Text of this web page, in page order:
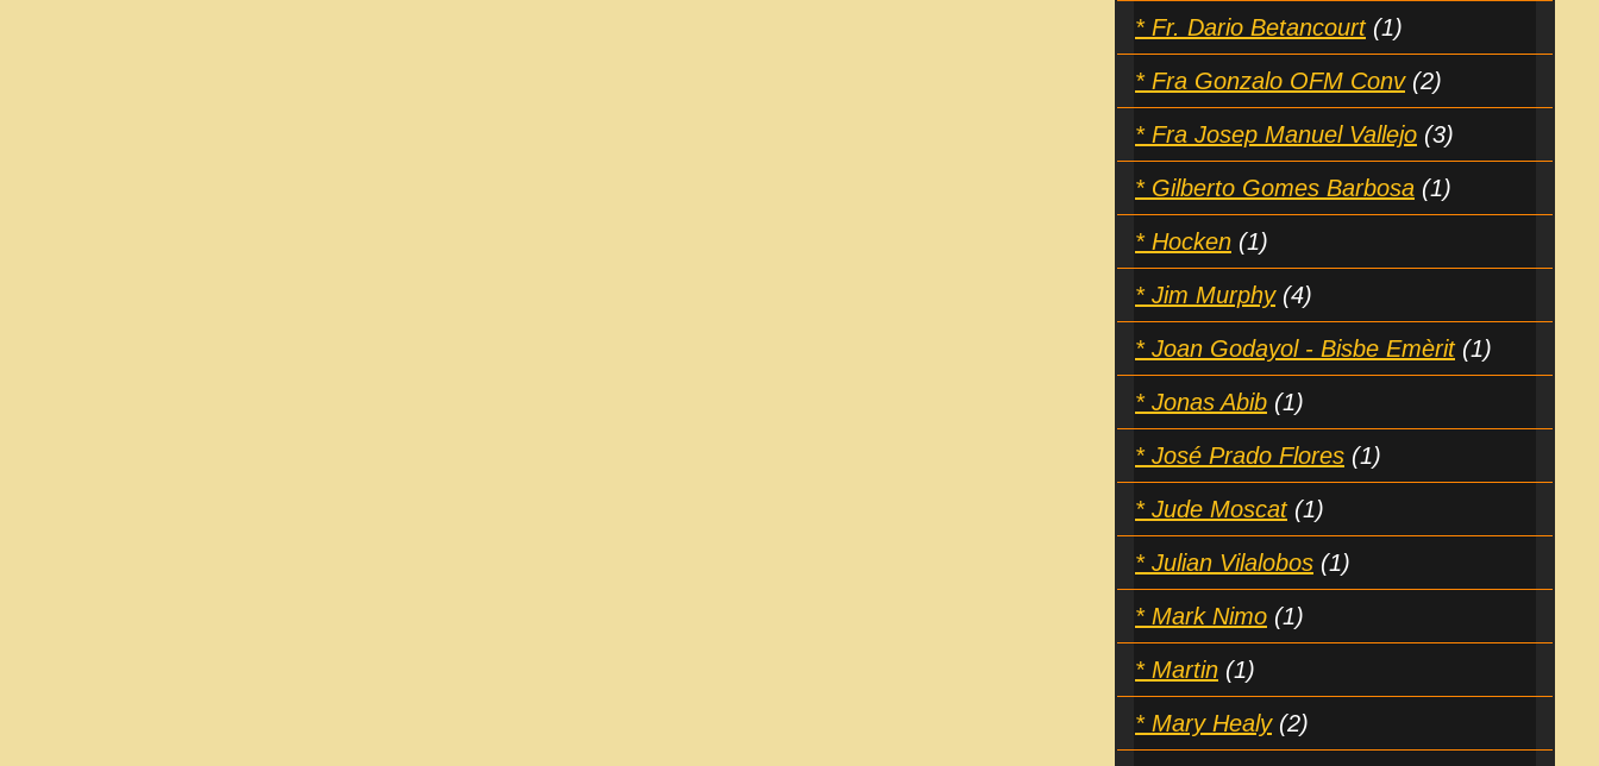
* Fr. Dario Betancourt (1)
* Fra Gonzalo OFM Conv (2)
* Fra Josep Manuel Vallejo (3)
* Gilberto Gomes Barbosa (1)
* Hocken (1)
* Jim Murphy (4)
* Joan Godayol - Bisbe Emèrit (1)
* Jonas Abib (1)
* José Prado Flores (1)
* Jude Moscat (1)
* Julian Vilalobos (1)
* Mark Nimo (1)
* Martin (1)
* Mary Healy (2)